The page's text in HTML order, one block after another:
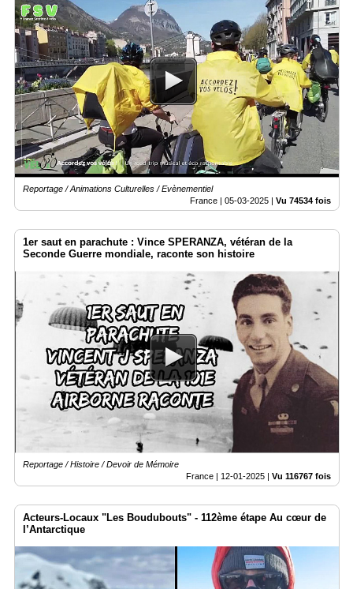
Reportage / Animations Culturelles / Evènementiel
France | 05-03-2025 | Vu 74534 fois
1er saut en parachute : Vince SPERANZA, vétéran de la
Seconde Guerre mondiale, raconte son histoire
Reportage / Histoire / Devoir de Mémoire
France | 12-01-2025 | Vu 116767 fois
Acteurs-Locaux "Les Boudubouts" - 112ème étape Au cœur de
l’Antarctique